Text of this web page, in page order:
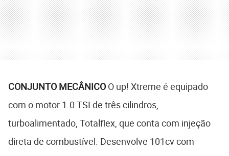
CONJUNTO MECÂNICO O up! Xtreme é equipado
com o motor 1.0 TSI de três cilindros,
turboalimentado, Totalflex, que conta com injeção
direta de combustível. Desenvolve 101cv com